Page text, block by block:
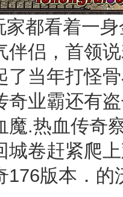
都看着一
伴侣，首领
了当年打怪
奇业霸还有
魔.热血传奇
城卷赶紧爬
176版本．